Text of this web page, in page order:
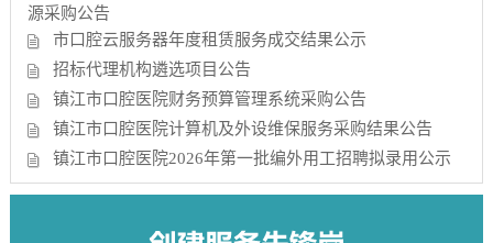
源采购公告
市口腔云服务器年度租赁服务成交结果公示
招标代理机构遴选项目公告
镇江市口腔医院财务预算管理系统采购公告
镇江市口腔医院计算机及外设维保服务采购结果公告
镇江市口腔医院2026年第一批编外用工招聘拟录用公示